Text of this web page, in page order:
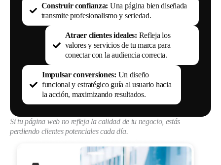
Construir confianza: Una página bien diseñada
transmite profesionalismo y seriedad.
Atraer clientes ideales: Refleja los
valores y servicios de tu marca para
conectar con la audiencia correcta.
Impulsar conversiones: Un diseño
funcional y estratégico guía al usuario hacia
la acción, maximizando resultados.
Si tu página web no refleja la calidad de tu negocio, estás
perdiendo clientes potenciales cada día.